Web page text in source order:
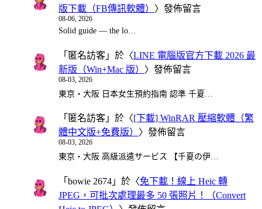
版下載（FB傳訊軟體） 〉發佈留言
08-06, 2026
Solid guide — the lo…
「 匿名訪客 」於〈LINE 電腦版官方下載 2026 最
新版（Win+Mac 版） 〉發佈留言
08-03, 2026
東京・大阪 日本女生預約指南 認準 千夏…
「 匿名訪客 」於〈[下載] WinRAR 壓縮軟體（繁
體中文版+免費版） 〉發佈留言
08-03, 2026
東京・大阪 高級派遣サービス 【千夏の伊…
「 bowie 2674 」於〈免下載！線上 Heic 轉
JPEG，可批次處理最多 50 張照片！（Convert